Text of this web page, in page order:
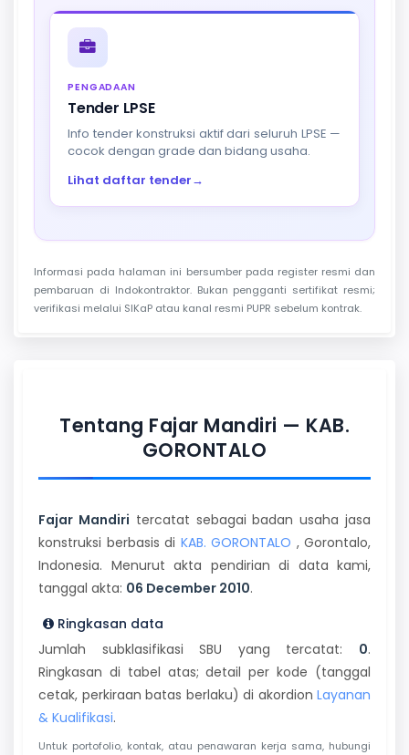
PENGADAAN
Tender LPSE
Info tender konstruksi aktif dari seluruh LPSE —
cocok dengan grade dan bidang usaha.
Lihat daftar tender→
Informasi pada halaman ini bersumber pada register resmi dan
pembaruan di Indokontraktor. Bukan pengganti sertifikat resmi;
verifikasi melalui SIKaP atau kanal resmi PUPR sebelum kontrak.
Tentang Fajar Mandiri — KAB.
GORONTALO
Fajar Mandiri tercatat sebagai badan usaha jasa
konstruksi berbasis di KAB. GORONTALO , Gorontalo,
Indonesia. Menurut akta pendirian di data kami,
tanggal akta: 06 December 2010.
Ringkasan data
Jumlah subklasifikasi SBU yang tercatat: 0.
Ringkasan di tabel atas; detail per kode (tanggal
cetak, perkiraan batas berlaku) di akordion Layanan
& Kualifikasi.
Untuk portofolio, kontak, atau penawaran kerja sama, hubungi